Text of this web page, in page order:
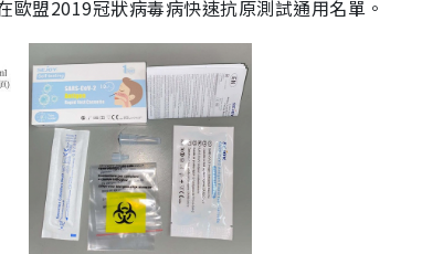
盟2019冠狀病毒病快速抗原測試通用名單。